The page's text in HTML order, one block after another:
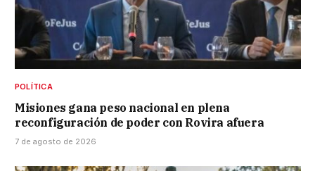
POLÍTICA
Misiones gana peso nacional en plena
reconfiguración de poder con Rovira afuera
7 de agosto de 2026